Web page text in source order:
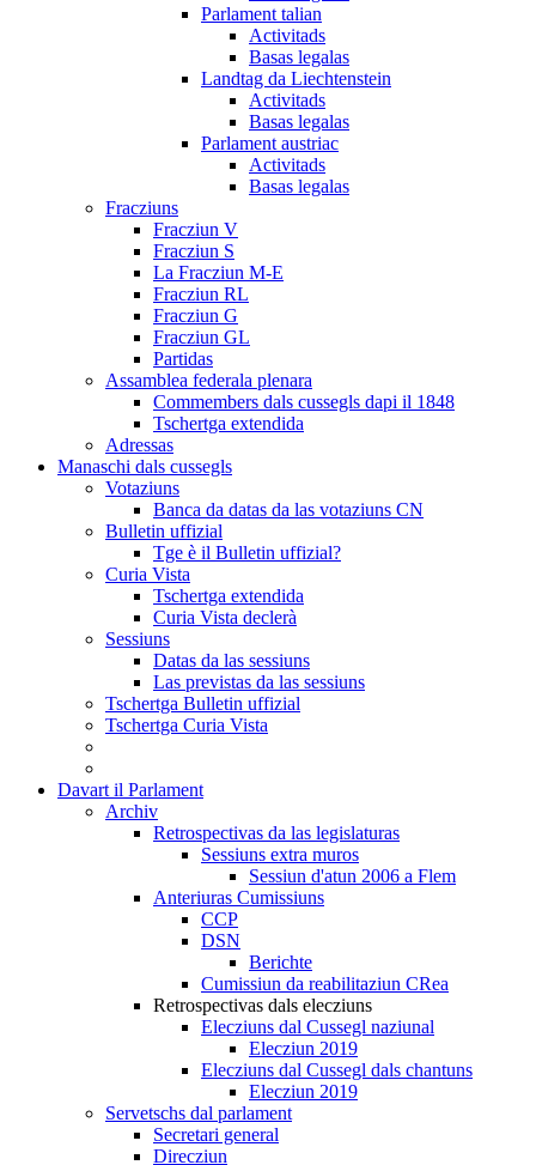
Parlament talian
Activitads
Basas legalas
Landtag da Liechtenstein
Activitads
Basas legalas
Parlament austriac
Activitads
Basas legalas
Fracziuns
Fracziun V
Fracziun S
La Fracziun M-E
Fracziun RL
Fracziun G
Fracziun GL
Partidas
Assamblea federala plenara
Commembers dals cussegls dapi il 1848
Tschertga extendida
Adressas
Manaschi dals cussegls
Votaziuns
Banca da datas da las votaziuns CN
Bulletin uffizial
Tge è il Bulletin uffizial?
Curia Vista
Tschertga extendida
Curia Vista declerà
Sessiuns
Datas da las sessiuns
Las previstas da las sessiuns
Tschertga Bulletin uffizial
Tschertga Curia Vista
Davart il Parlament
Archiv
Retrospectivas da las legislaturas
Sessiuns extra muros
Sessiun d'atun 2006 a Flem
Anteriuras Cumissiuns
CCP
DSN
Berichte
Cumissiun da reabilitaziun CRea
Retrospectivas dals elecziuns
Elecziuns dal Cussegl naziunal
Elecziun 2019
Elecziuns dal Cussegl dals chantuns
Elecziun 2019
Servetschs dal parlament
Secretari general
Direcziun